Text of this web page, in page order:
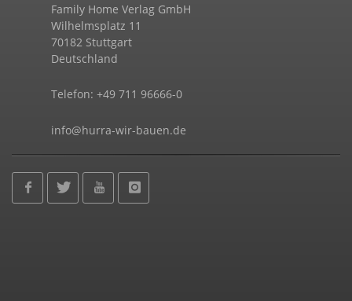
Family Home Verlag GmbH
Wilhelmsplatz 11
70182 Stuttgart
Deutschland
Telefon: +49 711 96666-0
info@hurra-wir-bauen.de